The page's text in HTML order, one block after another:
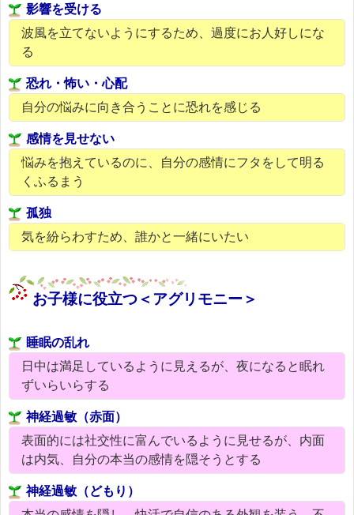
影響を受ける
波風を立てないようにするため、過度にお人好しにな
る
恐れ・怖い・心配
自分の悩みに向き合うことに恐れを感じる
感情を見せない
悩みを抱えているのに、自分の感情にフタをして明る
くふるまう
孤独
気を紛らわすため、誰かと一緒にいたい
お子様に役立つ＜アグリモニー＞
睡眠の乱れ
日中は満足しているように見えるが、夜になると眠れ
ずいらいらする
神経過敏（赤面）
表面的には社交性に富んでいるように見せるが、内面
は内気、自分の本当の感情を隠そうとする
神経過敏（どもり）